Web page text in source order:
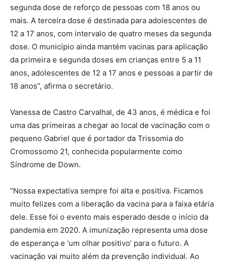
segunda dose de reforço de pessoas com 18 anos ou
mais. A terceira dose é destinada para adolescentes de
12 a 17 anos, com intervalo de quatro meses da segunda
dose. O município ainda mantém vacinas para aplicação
da primeira e segunda doses em crianças entre 5 a 11
anos, adolescentes de 12 a 17 anos e pessoas a partir de
18 anos”, afirma o secretário.
Vanessa de Castro Carvalhal, de 43 anos, é médica e foi
uma das primeiras a chegar ao local de vacinação com o
pequeno Gabriel que é portador da Trissomia do
Cromossomo 21, conhecida popularmente como
Síndrome de Down.
“Nossa expectativa sempre foi alta e positiva. Ficamos
muito felizes com a liberação da vacina para a faixa etária
dele. Esse foi o evento mais esperado desde o início da
pandemia em 2020. A imunização representa uma dose
de esperança e ‘um olhar positivo’ para o futuro. A
vacinação vai muito além da prevenção individual. Ao